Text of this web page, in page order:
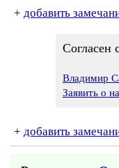
+ добавить
Согласен
Владимир
Заявить о
+ добавить